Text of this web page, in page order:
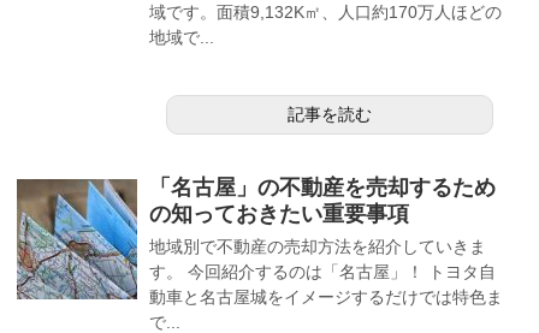
域です。面積9,132K㎡、人口約170万人ほどの
地域で...
記事を読む
「名古屋」の不動産を売却するため
の知っておきたい重要事項
地域別で不動産の売却方法を紹介していきま
す。 今回紹介するのは「名古屋」！ トヨタ自
動車と名古屋城をイメージするだけでは特色ま
で...